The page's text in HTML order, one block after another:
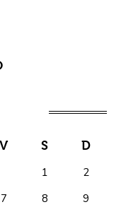
V S D
1
2
7 8
9